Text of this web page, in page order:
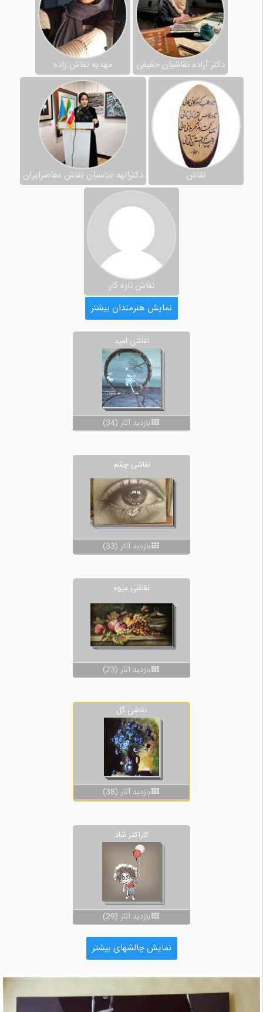
دکتر آزاده نقاشیان حقیقی مهدیه نقاش زاده
نقاش دکترالهه عباسیان نقاش معاصرایران
نقاش تازه کار
نمایش هنرمندان بیشتر
نقاشی امید
بازدید آثار (34)
نقاشی چشم
بازدید آثار (33)
نقاشی میوه
بازدید آثار (23)
نقاشی گل
بازدید آثار (38)
کاراکتر شاد
بازدید آثار (29)
نمایش چالشهای بیشتر